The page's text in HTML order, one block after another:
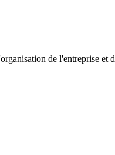
de l'entreprise et